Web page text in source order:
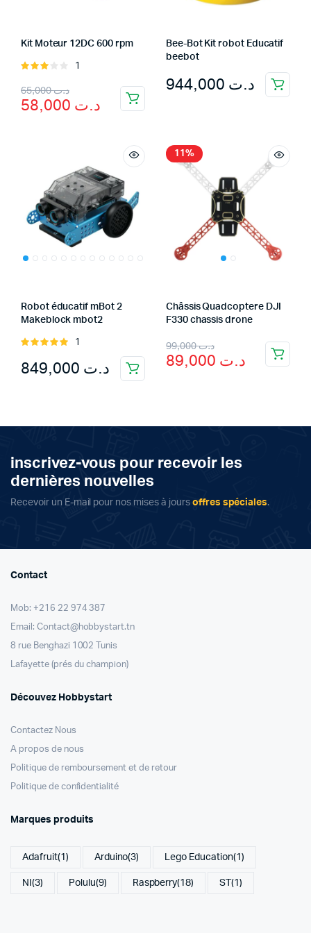
Kit Moteur 12DC 600 rpm
Rated
out of
5
1
د.ت65,000
Original
price
د.ت
Current
price
Bee-Bot Kit robot Educatif
beebot
د.ت
Robot éducatif mBot 2
Makeblock mbot2
Rated
5
1
د.ت
11%
Châssis Quadcoptere DJI
F330 chassis drone
د.ت99,000
Original
price
د.ت
Current
price
inscrivez-vous pour recevoir les
dernières nouvelles
Recevoir un E-mail pour nos mises à jours offres spéciales.
Contact
Mob: +216 22 974 387
Email: Contact@hobbystart.tn
8 rue Benghazi 1002 Tunis
Lafayette (prés du champion)
Découvez Hobbystart
Contactez Nous
A propos de nous
Politique de remboursement et de retour
Politique de confidentialité
Marques produits
Adafruit(1) Arduino(3) Lego Education(1)
NI (3) Polulu(9) Raspberry(18) ST(1)